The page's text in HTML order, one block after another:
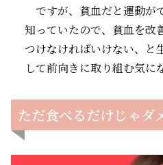
ですが、貧血だと運動が
知っていたので、貧血を改
つけなければいけない、と
して前向きに取り組む気に
ただ食べるだけじゃダ